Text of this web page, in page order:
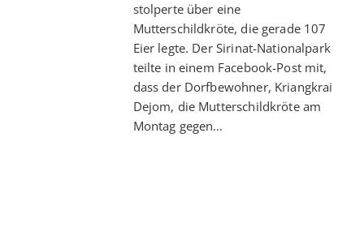
stolperte über eine
Mutterschildkröte, die gerade 107
Eier legte. Der Sirinat-Nationalpark
teilte in einem Facebook-Post mit,
dass der Dorfbewohner, Kriangkrai
Dejom, die Mutterschildkröte am
Montag gegen…